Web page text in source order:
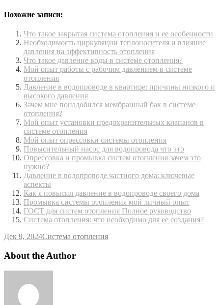
Похожие записи:
Что такое закрытая система отопления и ее особенности
Необходимость циркуляции теплоносителя и влияние
давления на эффективность отопления
Что такое давление воды в системе отопления?
Мой опыт работы с рабочим давлением в системе
отопления
Давление в водопроводе в квартире: причины низкого и
высокого давления
Зачем мне понадобился мембранный бак в системе
отопления?
Мой опыт установки предохранительных клапанов в
системе отопления
Мой опыт опрессовки системы отопления
Повысительный насос для водопровода что это
Опрессовка и промывка систем отопления зачем это
нужно?
Давление в водопроводе частного дома: ключевые
аспекты
Как я повысил давление в водопроводе своего дома
Промывка системы отопления мой личный опыт
ГОСТ для систем отопления Полное руководство
Система отопления: что необходимо для ее создания?
Дек 9, 2024Система отопления
About the Author